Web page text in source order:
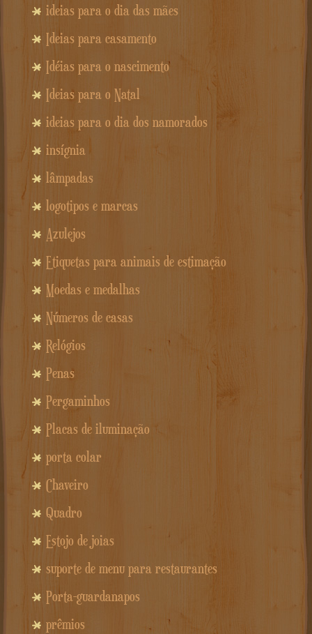
ideias para o dia das mães
Ideias para casamento
Idéias para o nascimento
Ideias para o Natal
ideias para o dia dos namorados
insígnia
lâmpadas
logotipos e marcas
Azulejos
Etiquetas para animais de estimação
Moedas e medalhas
Números de casas
Relógios
Penas
Pergaminhos
Placas de iluminação
porta colar
Chaveiro
Quadro
Estojo de joias
suporte de menu para restaurantes
Porta-guardanapos
prêmios